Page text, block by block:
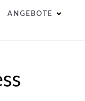
ANGEBOTE